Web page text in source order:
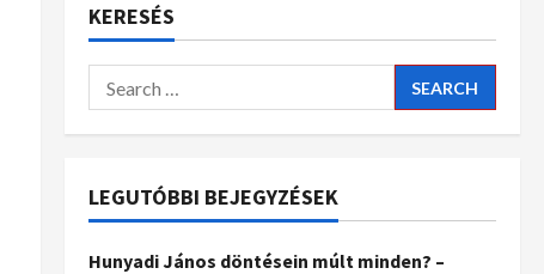
KERESÉS
LEGUTÓBBI BEJEGYZÉSEK
Hunyadi János döntésein múlt minden? –